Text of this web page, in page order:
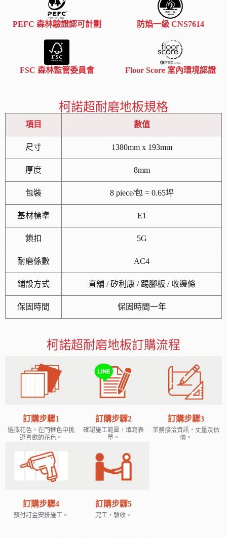
PEFC 森林驗證認可計劃 防焰一級 CNS7614
FSC 森林監管委員會 Floor Score 室內環境認證
柯諾超耐磨地板規格
項目 數值
尺寸 1380mm x 193mm
厚度 8mm
包裝 8 piece/包 = 0.65坪
基材標準 E1
鎖扣 5G
耐磨係數 AC4
鋪設方式 直舖 / 矽利康 / 踢腳板 / 收邊條
保固時間 保固時間一年
柯諾超耐磨地板訂購流程
訂購步驟1
選擇花色，在門框色中挑
選喜歡的花色。
訂購步驟2
確認施工範圍，填寫表
單。
訂購步驟3
業務接洽資訊，丈量及估
價。
訂購步驟4
預付訂金安排施工。
訂購步驟5
完工，驗收。